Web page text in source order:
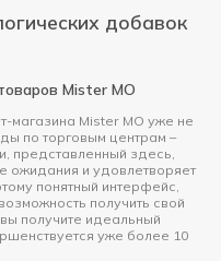
добавок
Mister MO
магазина Mister MO уже не
по торговым центрам –
представленный здесь,
ожидания и удовлетворяет
понятный интерфейс,
получить свой
получите идеальный
уже более 10